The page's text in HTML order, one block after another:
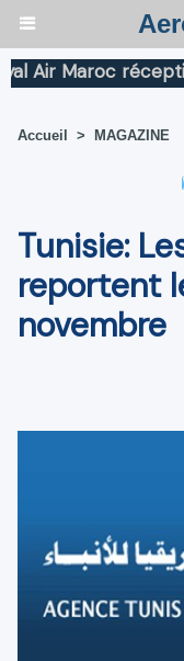
Maroc
Accueil > MAGAZINE
Tunisie:
reportent
novembre